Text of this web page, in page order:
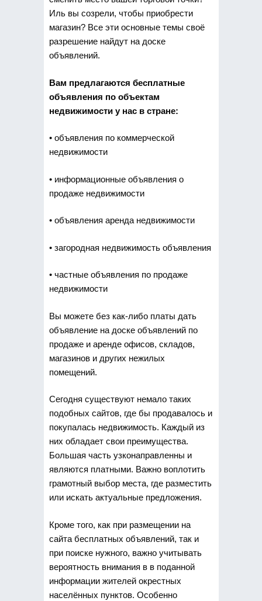
Иль вы созрели, чтобы приобрести
магазин? Все эти основные темы своё
разрешение найдут на доске
объявлений.
Вам предлагаются бесплатные
объявления по объектам
недвижимости у нас в стране:
• объявления по коммерческой
недвижимости
• информационные объявления о
продаже недвижимости
• объявления аренда недвижимости
• загородная недвижимость объявления
• частные объявления по продаже
недвижимости
Вы можете без как-либо платы дать
объявление на доске объявлений по
продаже и аренде офисов, складов,
магазинов и других нежилых
помещений.
Сегодня существуют немало таких
подобных сайтов, где бы продавалось и
покупалась недвижимость. Каждый из
них обладает свои преимущества.
Большая часть узконаправленны и
являются платными. Важно воплотить
грамотный выбор места, где разместить
или искать актуальные предложения.
Кроме того, как при размещении на
сайта бесплатных объявлений, так и
при поиске нужного, важно учитывать
вероятность внимания в в поданной
информации жителей окрестных
населённых пунктов. Особенно